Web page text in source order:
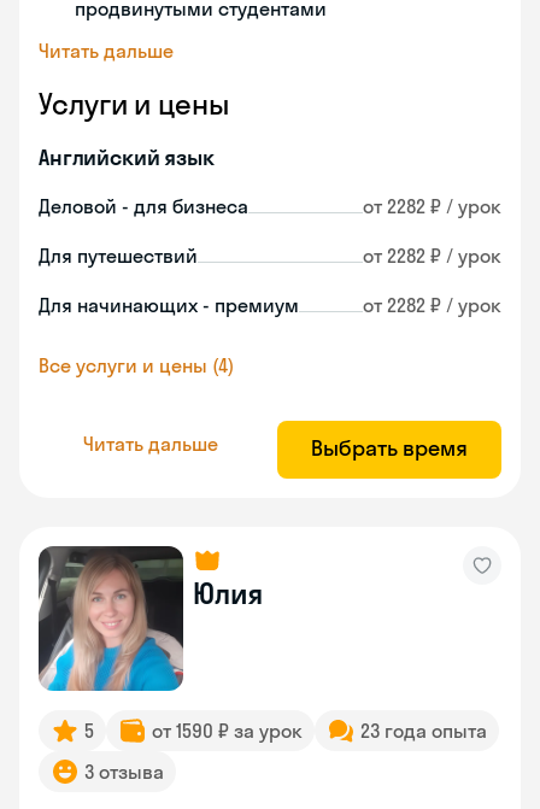
продвинутыми студентами
Читать дальше
Услуги и цены
Английский язык
Деловой - для бизнеса от 2282 ₽ / урок
Для путешествий от 2282 ₽ / урок
Для начинающих - премиум от 2282 ₽ / урок
Все услуги и цены (4)
Читать дальше Выбрать время
Юлия
5 от 1590 ₽ за урок
23 года опыта
3 отзыва